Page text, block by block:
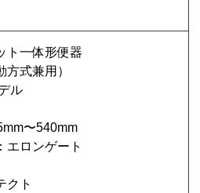
ト一体形便器
方式兼用）
ル
〜540mm
エロンゲート
クト